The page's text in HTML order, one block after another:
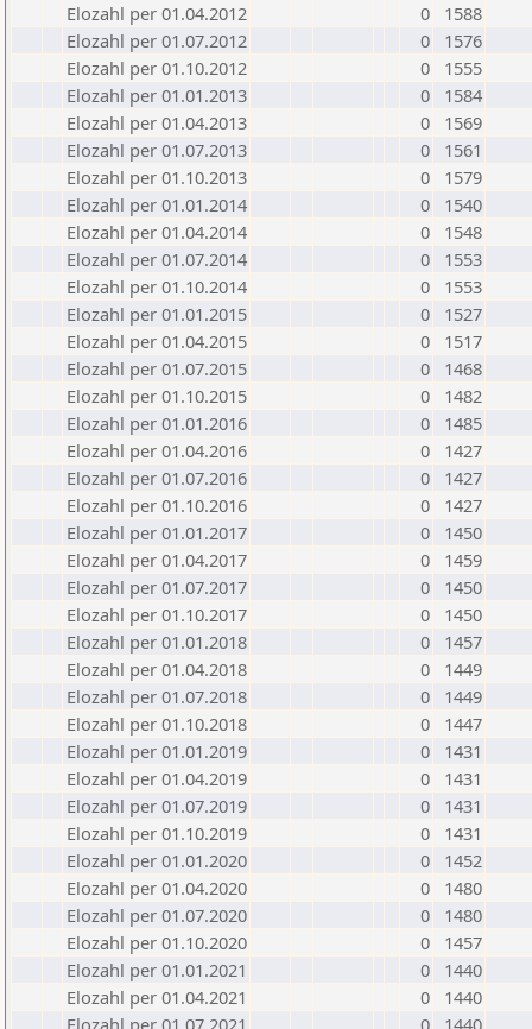
Elozahl per 01.04.2012
0
1588
Elozahl per 01.07.2012
0
1576
Elozahl per 01.10.2012
0
1555
Elozahl per 01.01.2013
0
1584
Elozahl per 01.04.2013
0
1569
Elozahl per 01.07.2013
0
1561
Elozahl per 01.10.2013
0
1579
Elozahl per 01.01.2014
0
1540
Elozahl per 01.04.2014
0
1548
Elozahl per 01.07.2014
0
1553
Elozahl per 01.10.2014
0
1553
Elozahl per 01.01.2015
0
1527
Elozahl per 01.04.2015
0
1517
Elozahl per 01.07.2015
0
1468
Elozahl per 01.10.2015
0
1482
Elozahl per 01.01.2016
0
1485
Elozahl per 01.04.2016
0
1427
Elozahl per 01.07.2016
0
1427
Elozahl per 01.10.2016
0
1427
Elozahl per 01.01.2017
0
1450
Elozahl per 01.04.2017
0
1459
Elozahl per 01.07.2017
0
1450
Elozahl per 01.10.2017
0
1450
Elozahl per 01.01.2018
0
1457
Elozahl per 01.04.2018
0
1449
Elozahl per 01.07.2018
0
1449
Elozahl per 01.10.2018
0
1447
Elozahl per 01.01.2019
0
1431
Elozahl per 01.04.2019
0
1431
Elozahl per 01.07.2019
0
1431
Elozahl per 01.10.2019
0
1431
Elozahl per 01.01.2020
0
1452
Elozahl per 01.04.2020
0
1480
Elozahl per 01.07.2020
0
1480
Elozahl per 01.10.2020
0
1457
Elozahl per 01.01.2021
0
1440
Elozahl per 01.04.2021
0
1440
Elozahl per 01.07.2021
0
1440